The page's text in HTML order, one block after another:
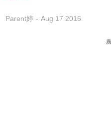
Parent婷 Aug 17 2016